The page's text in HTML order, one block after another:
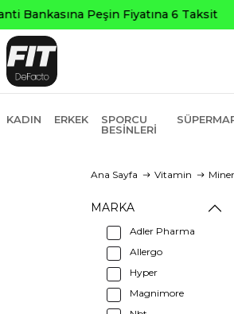
KADIN ERKEK
SPORCU
BESINLERI
Ana Sayfa Vitamin
MARKA
Adler Pharma
Allergo
Hyper
Magnimore